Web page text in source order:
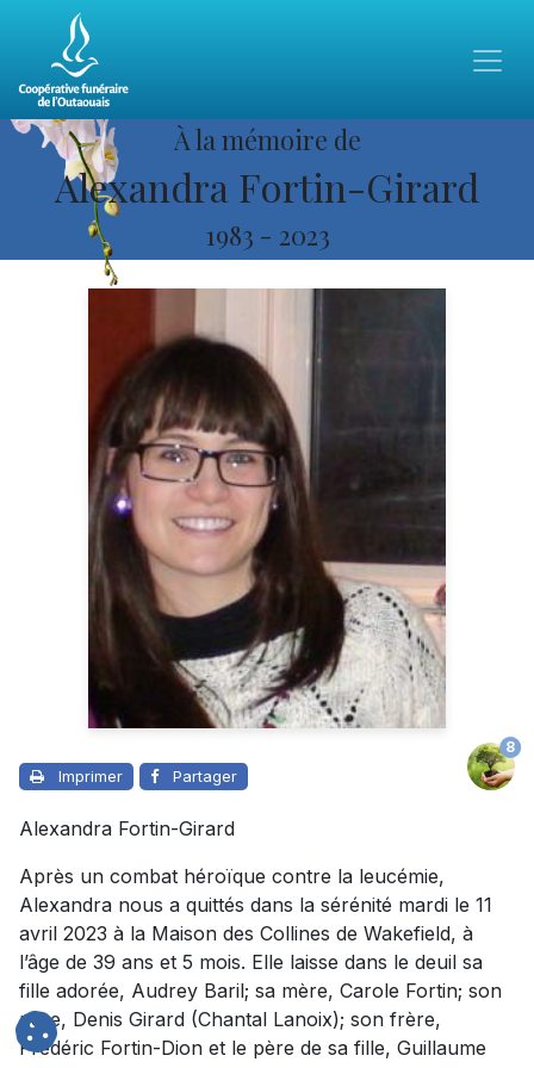
À la mémoire de
Alexandra Fortin-Girard
1983 - 2023
Imprimer Partager
8
Alexandra Fortin-Girard
Après un combat héroïque contre la leucémie,
Alexandra nous a quittés dans la sérénité mardi le 11
avril 2023 à la Maison des Collines de Wakefield, à
l’âge de 39 ans et 5 mois. Elle laisse dans le deuil sa
fille adorée, Audrey Baril; sa mère, Carole Fortin; son
père, Denis Girard (Chantal Lanoix); son frère,
Frédéric Fortin-Dion et le père de sa fille, Guillaume